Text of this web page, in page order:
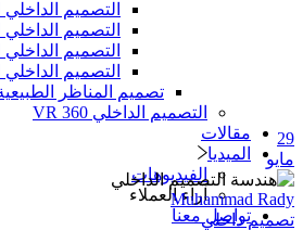
التصميم الداخلي
التصميم الداخلي
التصميم الداخلي
التصميم الداخلي
تصميم المناظر الطبيعية
التصميم الداخلي 360 VR
مقالات
الميديا
الفيديوهات
آراء العملاء
تواصل معنا
Muhammad
داخلي